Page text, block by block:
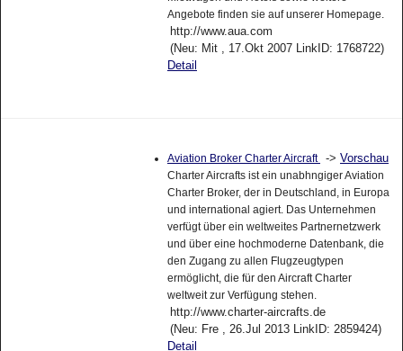
Angebote finden sie auf unserer Homepage.
http://www.aua.com
(Neu: Mit , 17.Okt 2007 LinkID: 1768722)
Detail
Aviation Broker Charter Aircraft -> Vorschau
Charter Aircrafts ist ein unabhngiger Aviation
Charter Broker, der in Deutschland, in Europa
und international agiert. Das Unternehmen
verfügt über ein weltweites Partnernetzwerk
und über eine hochmoderne Datenbank, die
den Zugang zu allen Flugzeugtypen
ermöglicht, die für den Aircraft Charter
weltweit zur Verfügung stehen.
http://www.charter-aircrafts.de
(Neu: Fre , 26.Jul 2013 LinkID: 2859424)
Detail